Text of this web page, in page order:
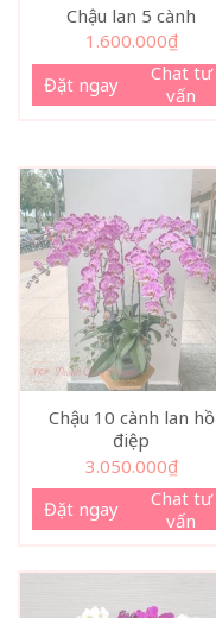
Chậu lan 5 cành
1.600.000₫
Đặt ngay
Chat tư
vấn
Chậu 10 cành lan hồ
điệp
3.050.000₫
Đặt ngay
Chat tư
vấn